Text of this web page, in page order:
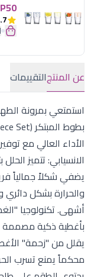
عن المنتجالتقييمات
استمتعي بمرونة
الأداء العالي مع
الانسيابي: تتميز
يضفي شكلاً جمالياً
والحرارة بشكل
بأغطية ذكية مصممة
يقلل من "زحمة"